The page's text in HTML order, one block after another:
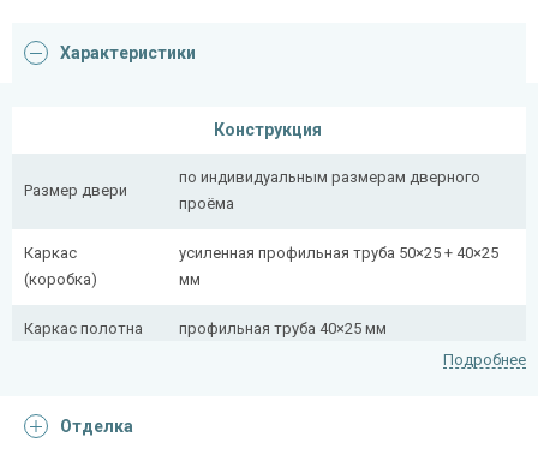
Характеристики
Конструкция
Размер двери
по индивидуальным размерам дверного
проёма
Каркас
(коробка)
усиленная профильная труба 50×25 + 40×25
мм
Каркас полотна профильная труба 40×25 мм
Притворная
Подробнее
Отделка